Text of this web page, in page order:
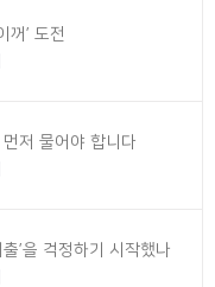
꺼’ 도전
저 물어야 합니다
’을 걱정하기 시작했나